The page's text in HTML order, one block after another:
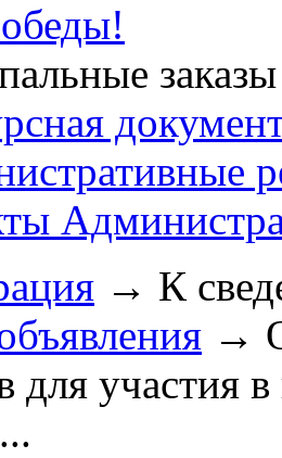
→ К
→
для участия